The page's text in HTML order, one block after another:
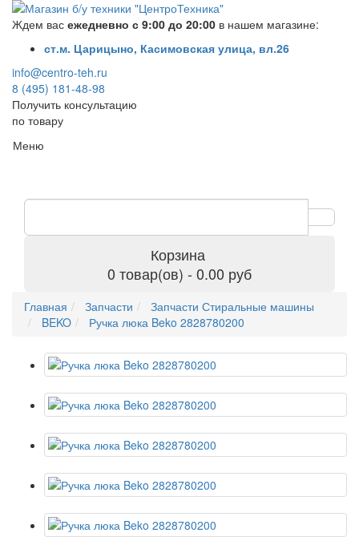
Ждем вас ежедневно с 9:00 до 20:00 в нашем магазине:
ст.м. Царицыно, Касимовская улица, вл.26
info@centro-teh.ru
8 (495) 181-48-98
Получить консультацию
по товару
Меню
Корзина
0 товар(ов) - 0.00 руб
Главная Запчасти
Запчасти Стиральные машины
BEKO
Ручка люка Beko 2828780200